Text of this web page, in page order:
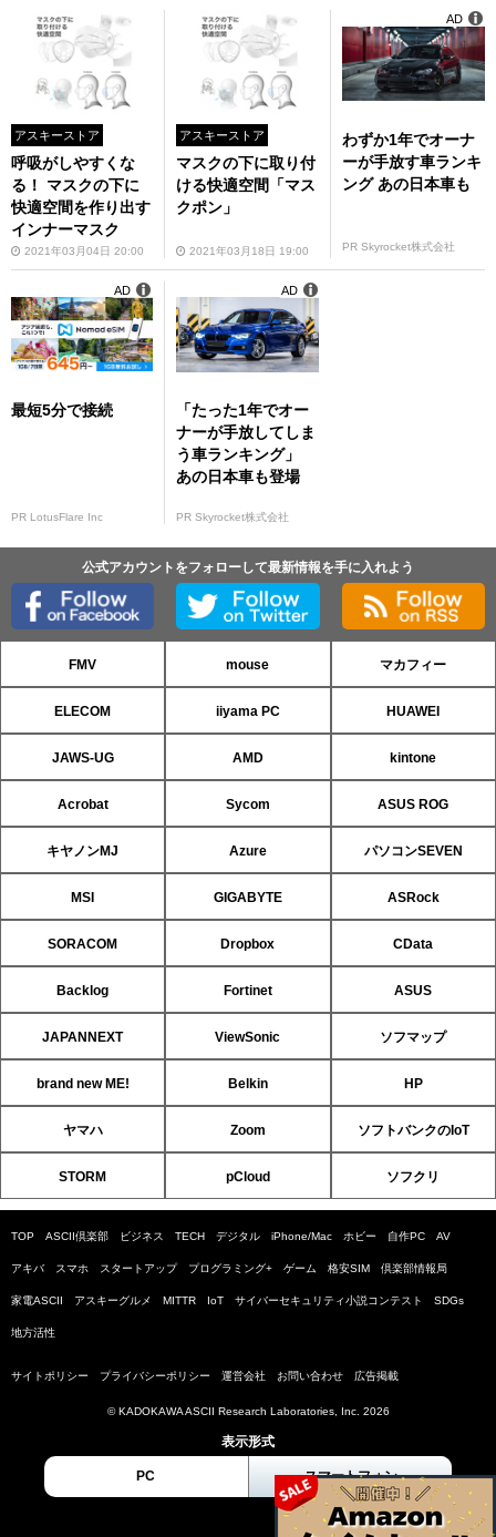
アスキーストア
呼吸がしやすくな
る！ マスクの下に
快適空間を作り出す
インナーマスク
2021年03月04日 20:00
アスキーストア
マスクの下に取り付
ける快適空間「マス
クポン」
2021年03月18日 19:00
わずか1年でオーナ
ーが手放す車ランキ
ング あの日本車も
PR Skyrocket株式会社
AD
最短5分で接続
PR LotusFlare Inc
AD
「たった1年でオー
ナーが手放してしま
う車ランキング」
あの日本車も登場
PR Skyrocket株式会社
AD
公式アカウントをフォローして最新情報を手に入れよう
FMV mouse マカフィー
ELECOM iiyama PC HUAWEI
JAWS-UG AMD kintone
Acrobat Sycom ASUS ROG
キヤノンMJ Azure パソコンSEVEN
MSI GIGABYTE ASRock
SORACOM Dropbox CData
Backlog Fortinet ASUS
JAPANNEXT ViewSonic ソフマップ
brand new ME! Belkin HP
ヤマハ Zoom ソフトバンクのIoT
STORM pCloud ソフクリ
TOP ASCII倶楽部 ビジネス TECH デジタル iPhone/Mac ホビー 自作PC AV
アキバ スマホ スタートアップ プログラミング+ ゲーム 格安SIM 倶楽部情報局
家電ASCII アスキーグルメ MITTR IoT サイバーセキュリティ小説コンテスト SDGs
地方活性
サイトポリシー プライバシーポリシー 運営会社 お問い合わせ 広告掲載
© KADOKAWA ASCII Research Laboratories, Inc. 2026
表示形式
PC スマートフォン